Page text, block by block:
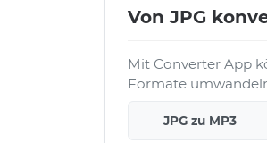
Von JPG
Mit Converter App
Formate
JPG zu MP3